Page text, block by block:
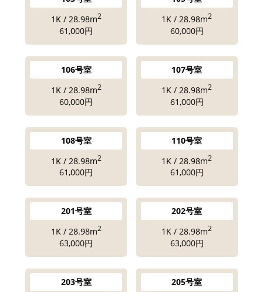
1K / 28.98m2
61,000円
1K / 28.98m2
60,000円
106号室
1K / 28.98m2
60,000円
107号室
1K / 28.98m2
61,000円
108号室
1K / 28.98m2
61,000円
110号室
1K / 28.98m2
61,000円
201号室
1K / 28.98m2
63,000円
202号室
1K / 28.98m2
63,000円
203号室
205号室